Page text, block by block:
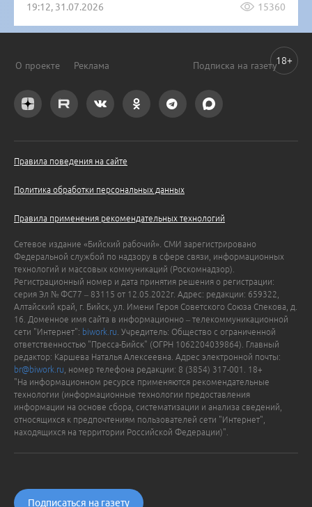
19:12, 31.07.2026 15360
О проекте Реклама Подписка на газету
Правила поведения на сайте
Политика обработки персональных данных
Правила применения рекомендательных технологий
Сетевое издание «Бийский рабочий». СМИ зарегистрировано
Федеральной службой по надзору в сфере связи, информационных
технологий и массовых коммуникаций (Роскомнадзор).
Регистрационный номер и дата принятия решения о регистрации:
серия Эл № ФС77 – 83115 от 12.05.2022г. Адрес: редакции: 659322,
Алтайский край, г. Бийск, ул. Имени Героя Советского Союза Спекова, д.
16. Доменное имя сайта в информационно – телекоммуникационной
сети "Интернет": biwork.ru . Учредитель: Общество с ограниченной
ответственностью "Пресса-Бийск" (ОГРН 1062204039864). Главный
редактор: Каршева Наталья Алексеевна. Адрес электронной почты:
br@biwork.ru , номер телефона редакции: 8 (3854) 317-001. 18+
"На информационном ресурсе применяются рекомендательные
технологии (информационные технологии предоставления
информации на основе сбора, систематизации и анализа сведений,
относящихся к предпочтениям пользователей сети "Интернет",
находящихся на территории Российской Федерации)".
Подписаться на газету
18+